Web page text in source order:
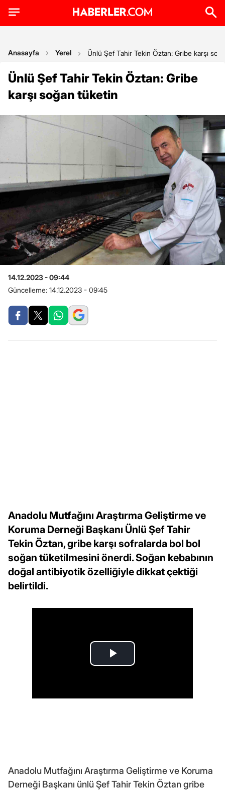
Anasayfa Yerel Ünlü Şef Tahir Tekin Öztan: Gribe karşı
Ünlü Şef Tahir Tekin Öztan: Gribe
karşı soğan tüketin
14.12.2023 - 09:44
Güncelleme: 14.12.2023 - 09:45
Anadolu Mutfağını Araştırma Geliştirme ve
Koruma Derneği Başkanı Ünlü Şef Tahir
Tekin Öztan, gribe karşı sofralarda bol bol
soğan tüketilmesini önerdi. Soğan kebabının
doğal antibiyotik özelliğiyle dikkat çektiği
belirtildi.
Anadolu Mutfağını Araştırma Geliştirme ve Koruma
Derneği Başkanı ünlü Şef Tahir Tekin Öztan gribe